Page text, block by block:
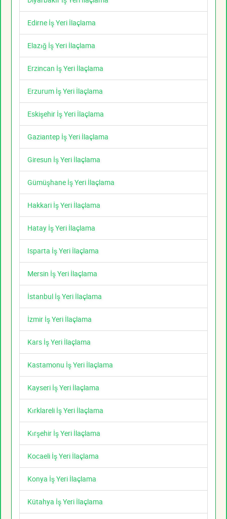
Edirne İş Yeri İlaçlama
Elazığ İş Yeri İlaçlama
Erzincan İş Yeri İlaçlama
Erzurum İş Yeri İlaçlama
Eskişehir İş Yeri İlaçlama
Gaziantep İş Yeri İlaçlama
Giresun İş Yeri İlaçlama
Gümüşhane İş Yeri İlaçlama
Hakkari İş Yeri İlaçlama
Hatay İş Yeri İlaçlama
Isparta İş Yeri İlaçlama
Mersin İş Yeri İlaçlama
İstanbul İş Yeri İlaçlama
İzmir İş Yeri İlaçlama
Kars İş Yeri İlaçlama
Kastamonu İş Yeri İlaçlama
Kayseri İş Yeri İlaçlama
Kırklareli İş Yeri İlaçlama
Kırşehir İş Yeri İlaçlama
Kocaeli İş Yeri İlaçlama
Konya İş Yeri İlaçlama
Kütahya İş Yeri İlaçlama